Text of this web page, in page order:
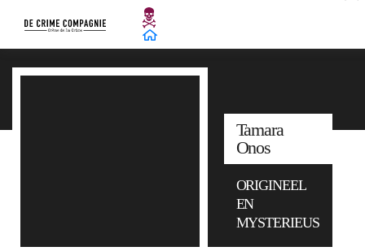
Tamara
Onos
ORIGINEEL
EN
MYSTERIEUS